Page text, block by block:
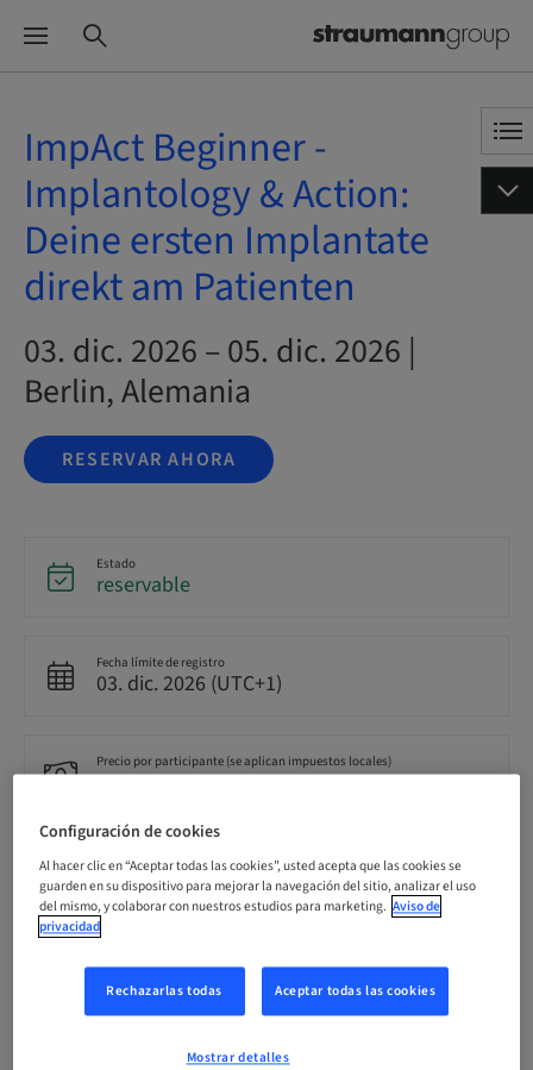
ImpAct Beginner -
Implantology & Action:
Deine ersten Implantate
direkt am Patienten
03. dic. 2026 – 05. dic. 2026 |
Berlin, Alemania
RESERVAR AHORA
Estado
reservable
Fecha límite de registro
03. dic. 2026 (UTC+1)
Precio por participante (se aplican impuestos locales)
EUR 3450.00
Idioma
Alemán
25.00 Puntos
Método de entrega
Configuración de cookies
Al hacer clic en “Aceptar todas las cookies”, usted acepta que las cookies se
guarden en su dispositivo para mejorar la navegación del sitio, analizar el uso
del mismo, y colaborar con nuestros estudios para marketing. Aviso de
privacidad
Rechazarlas todas Aceptar todas las cookies
Mostrar detalles